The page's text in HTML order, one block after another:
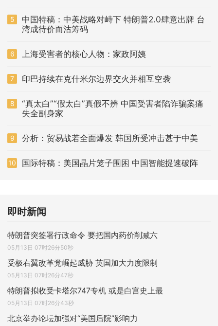
5
中国特稿：中美战略对峙下 特朗普2.0肆意出牌 台
湾成待价而沽筹码
6 上海受害者的核心人物：家政阿姨
7 印巴持续在克什米尔边界交火并相互空袭
8
“真太白”“假太白”真假不辨 中国受害者陷诈骗案痛
失全副身家
9 分析：贸易战若全面爆发 韩国所受冲击甚于中美
10 国际特稿：美国晶片笼子围困 中国智能提速破阵
即时新闻
特朗普突签署行政命令 要把国内药价削减六
05月13日 07时26分50秒
受极右翼改革党崛起威胁 英国加大力度限制
05月13日 07时26分47秒
特朗普拟收受卡塔尔747专机 或是白宫史上最
05月13日 07时26分43秒
北京举办论坛加强对“美国后院”影响力